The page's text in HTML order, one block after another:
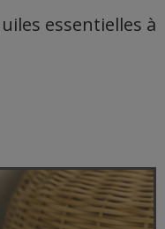
essentielles à